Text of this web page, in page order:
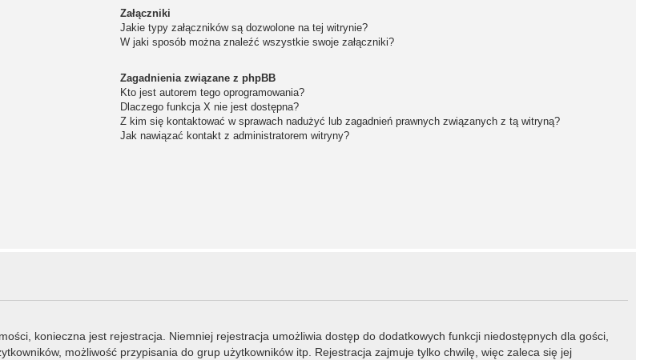
Załączniki
Jakie typy załączników są dozwolone na tej witrynie?
W jaki sposób można znaleźć wszystkie swoje załączniki?
Zagadnienia związane z phpBB
Kto jest autorem tego oprogramowania?
Dlaczego funkcja X nie jest dostępna?
Z kim się kontaktować w sprawach nadużyć lub zagadnień prawnych związanych z tą witryną?
Jak nawiązać kontakt z administratorem witryny?
konieczna jest rejestracja. Niemniej rejestracja umożliwia dostęp do dodatkowych funkcji niedostępnych dla gości,
możliwość przypisania do grup użytkowników itp. Rejestracja zajmuje tylko chwilę, więc zaleca się jej